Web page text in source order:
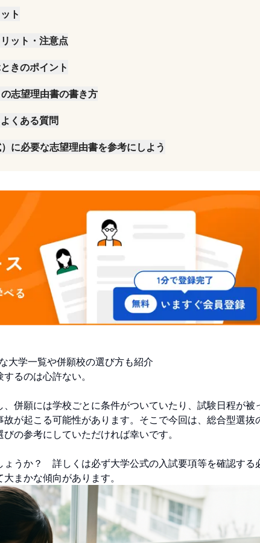
ト
ット・注意点
きのポイント
志望理由書の書き方
くある質問
に必要な志望理由書を参考にしよう
学一覧や併願校の選び方も紹介
るのは心許ない。
併願には学校ごとに条件がついていたり、試験日程が被
が起こる可能性があります。そこで今回は、総合型選抜
の参考にしていただければ幸いです。
ょうか？ 詳しくは必ず大学公式の入試要項等を確認する
まかな傾向があります。